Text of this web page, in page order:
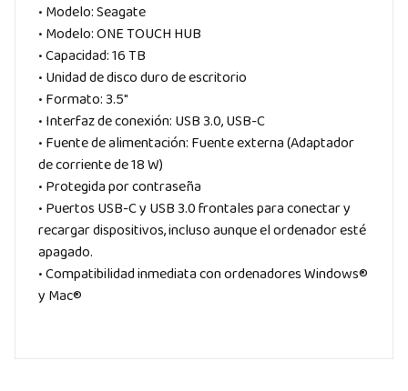
• Modelo: Seagate
• Modelo: ONE TOUCH HUB
• Capacidad: 16 TB
• Unidad de disco duro de escritorio
• Formato: 3.5″
• Interfaz de conexión: USB 3.0, USB-C
• Fuente de alimentación: Fuente externa (Adaptador
de corriente de 18 W)
• Protegida por contraseña
• Puertos USB-C y USB 3.0 frontales para conectar y
recargar dispositivos, incluso aunque el ordenador esté
apagado.
• Compatibilidad inmediata con ordenadores Windows®
y Mac®